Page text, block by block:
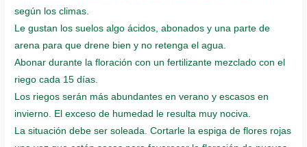
según los climas.
Le gustan los suelos algo ácidos, abonados y una parte de
arena para que drene bien y no retenga el agua.
Abonar durante la floración con un fertilizante mezclado con el
riego cada 15 días.
Los riegos serán más abundantes en verano y escasos en
invierno. El exceso de humedad le resulta muy nociva.
La situación debe ser soleada. Cortarle la espiga de flores rojas